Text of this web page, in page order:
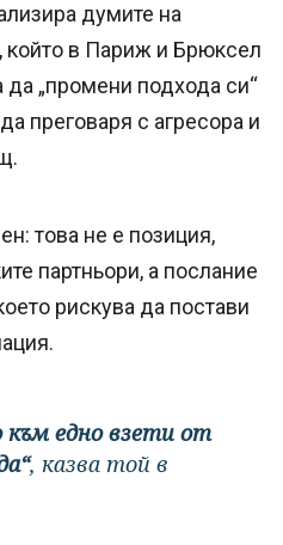
думите на
в Париж и Брюксел
да „промени подхода си“
преговаря с агресора и
това не е позиция,
партньори, а послание
рискува да постави
към едно взети от
, казва той в